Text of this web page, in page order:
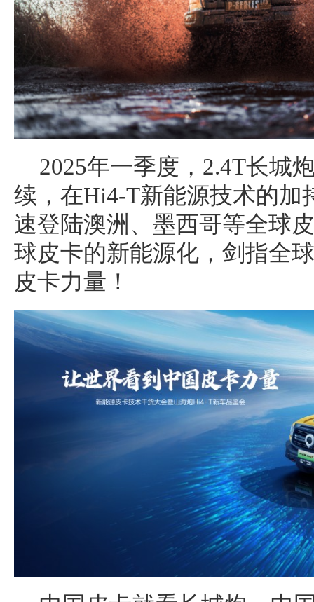
2025年一季度，2.4T长城
续，在Hi4-T新能源技术的加
速登陆澳洲、墨西哥等全球
球皮卡的新能源化，剑指全
皮卡力量！